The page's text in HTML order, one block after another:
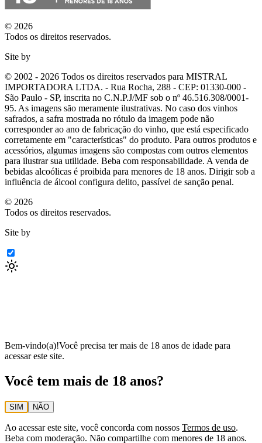
© 2026
Todos os direitos reservados.
Site by
© 2002 - 2026 Todos os direitos reservados para MISTRAL
IMPORTADORA LTDA. - Rua Rocha, 288 - CEP: 01330-000 -
São Paulo - SP, inscrita no C.N.P.J/MF sob o nº 46.516.308/0001-
95. As imagens são meramente ilustrativas. No caso dos vinhos
safrados, a safra mostrada no rótulo da imagem pode não
corresponder ao ano de fabricação do vinho, que está especificado
corretamente em "características" do produto. Para outros produtos e
acessórios, algumas imagens são compostas com outros elementos
para ilustrar sua utilidade. Beba com responsabilidade. A venda de
bebidas alcoólicas é proibida para menores de 18 anos. Dirigir sob a
influência de álcool configura delito, passível de sanção penal.
© 2026
Todos os direitos reservados.
Site by
Bem-vindo(a)!Você precisa ter mais de 18 anos de idade para
acessar este site.
Você tem mais de 18 anos?
SIM NÃO
Ao acessar este site, você concorda com nossos Termos de uso.
Beba com moderação. Não compartilhe com menores de 18 anos.